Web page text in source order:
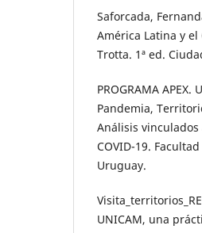
Saforcada,
América Latina y
Trotta. 1ª ed.
PROGRAMA
Pandemia,
Análisis
COVID-19.
Uruguay.
UNICAM, una